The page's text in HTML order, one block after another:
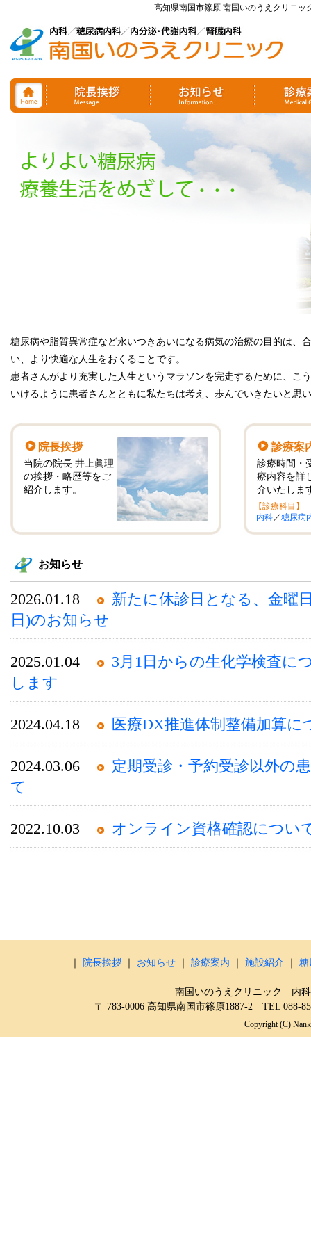
高知県南国市篠原 南国いのうえクリニッ
糖尿病や脂質異常症など永いつきあいになる病気の治療の目的は、
い、より快適な人生をおくることです。
患者さんがより充実した人生というマラソンを完走するために、こ
いけるように患者さんとともに私たちは考え、歩んでいきたいと思
院長挨拶
当院の院長 井上眞理
の挨拶・略歴等をご
紹介します。
診療案
診療時間・
療内容を詳
介いたしま
【診療科目】
内科／糖尿病
お知らせ
2026.01.18
新たに休診日となる、金曜
日)のお知らせ
2025.01.04
3月1日からの生化学検査に
します
2024.04.18 医療DX推進体制整備加算に
2024.03.06
定期受診・予約受診以外の
て
2022.10.03 オンライン資格確認につい
院長挨拶 お知らせ 診療案内 施設紹介 糖
南国いのうえクリニック 内
〒 783-0006 高知県南国市篠原1887-2 TEL
Copyright (C)